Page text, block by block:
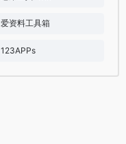
爱资料工具箱
123APPs